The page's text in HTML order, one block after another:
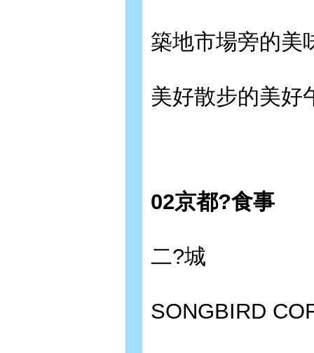
築地市場旁的美
美好散步的美好
02京都?食事
二?城
SONGBIRD